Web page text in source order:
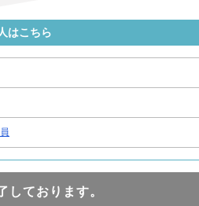
はこちら
しております。